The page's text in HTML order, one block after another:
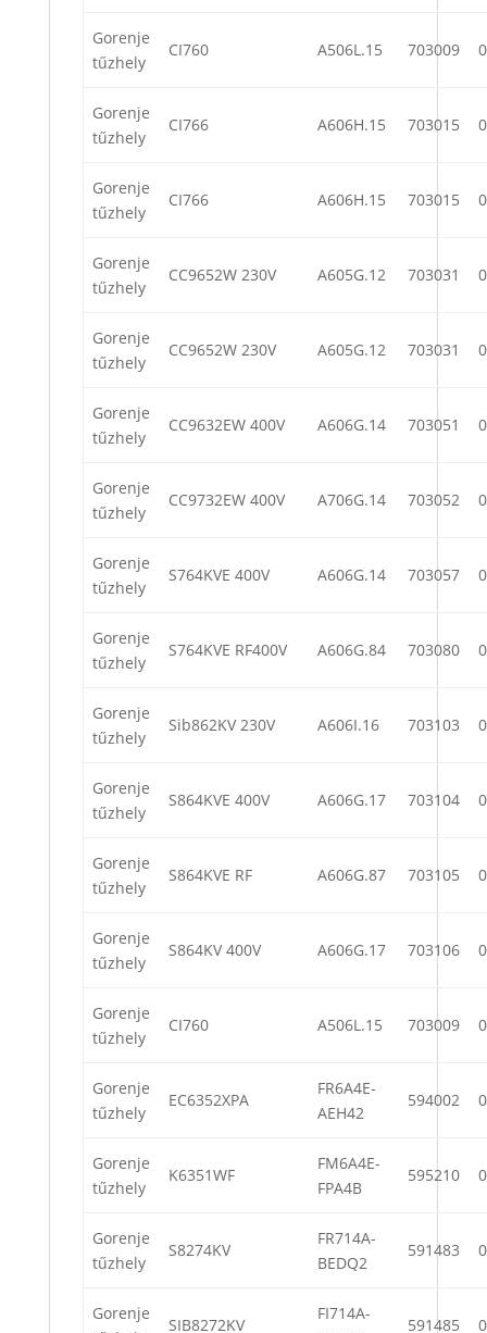
Gorenje
tűzhely
CI760 A506L.15 703009
Gorenje
tűzhely
CI766 A606H.15 703015
Gorenje
tűzhely
CI766 A606H.15 703015
Gorenje
tűzhely
CC9652W 230V A605G.12 703031
Gorenje
tűzhely
CC9652W 230V A605G.12 703031
Gorenje
tűzhely
CC9632EW 400V A606G.14 703051
Gorenje
tűzhely
CC9732EW 400V A706G.14 703052
Gorenje
tűzhely
S764KVE 400V A606G.14 703057
Gorenje
tűzhely
S764KVE RF400V A606G.84 703080
Gorenje
tűzhely
Sib862KV 230V A606I.16 703103
Gorenje
tűzhely
S864KVE 400V A606G.17 703104
Gorenje
tűzhely
S864KVE RF A606G.87 703105
Gorenje
tűzhely
S864KV 400V A606G.17 703106
Gorenje
tűzhely
CI760 A506L.15 703009
Gorenje
tűzhely
EC6352XPA
FR6A4E-
AEH42
594002
Gorenje
tűzhely
K6351WF
FM6A4E-
FPA4B
595210
Gorenje
tűzhely
S8274KV
FR714A-
BEDQ2
591483
Gorenje
SIB8272KV
FI714A-
591485